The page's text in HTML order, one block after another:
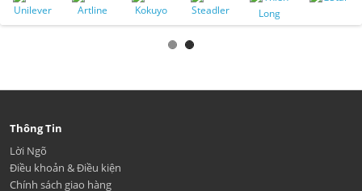
Thông Tin
Lời Ngõ
Điều khoản & Điều kiện
Chính sách giao hàng